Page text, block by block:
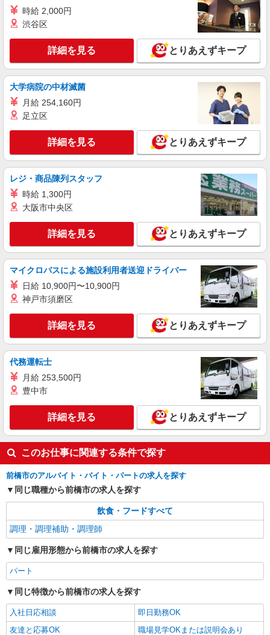
アルバイト パート
ケンタッキーフライドチキン ベイシア前橋みなみモール店
時給1070円
群馬県前橋市新堀町18
詳細を見る
アルバイト
ケンタッキーフライドチキン フレッシュモールあらまき店
カウンター・キッチンスタッフ
時給1070円
群馬県前橋市荒牧町1-10-1
キープ 詳細を見る
パート
COCO’S 前橋大渡店
ココスのキッチン（フード）スタッフ
時給1150円 ※22:00〜翌5:00：時給1438円 ※
高校生時給1100円 ■【土日祝加給】 土日祝は1時
キープ 詳細を見る
なか卯 50号前橋朝日店
接客・調理スタッフ（簡単な接客・調理・清
時給1100円 22:00〜翌5:00：時給1375円 高校
生：時給1063円 ■特別手当 早朝手当（5:00-9:00）
時給＋150円
群馬県前橋市朝日町4-18-1
キープ
時給 2,000円
渋谷区
詳細を見る とりあえずキープ
大学病院の中材滅菌
月給 254,160円
足立区
詳細を見る とりあえずキープ
レジ・商品陳列スタッフ
時給 1,300円
大阪市中央区
詳細を見る とりあえずキープ
マイクロバスによる施設利用者送迎ドライバー
日給 10,900円〜10,900円
神戸市須磨区
詳細を見る とりあえずキープ
代務運転士
月給 253,500円
豊中市
詳細を見る とりあえずキープ
このお仕事に関連する条件で探す
前橋市のアルバイト・バイト・パートの求人を探す
同じ職種から前橋市の求人を探す
飲食・フードすべて
調理・調理補助・調理師
同じ雇用形態から前橋市の求人を探す
パート
同じ特徴から前橋市の求人を探す
入社日応相談
即日勤務OK
友達と応募OK
職場見学OKまたは説明会あり